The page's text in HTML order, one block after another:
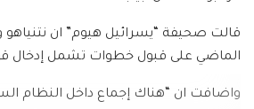
قالت صحيفة “يسرائيل هيوم” ان نتنياهو
الماضي على قبول خطوات تشمل إدخال
واضافت ان “هناك إجماع داخل النظام